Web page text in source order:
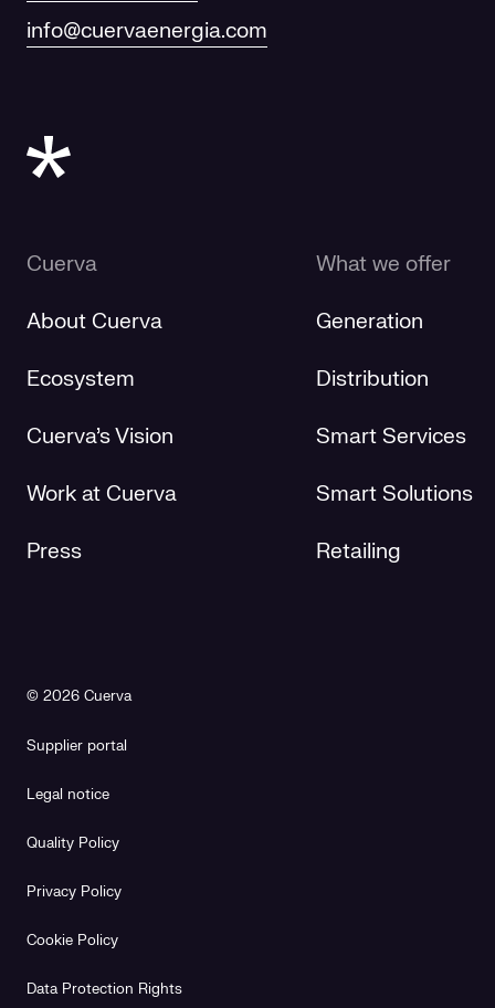
info@cuervaenergia.com
Cuerva
About Cuerva
Ecosystem
Cuerva's Vision
Work at Cuerva
Press
What we offer
Generation
Distribution
Smart Services
Smart Solutions
Retailing
© 2026 Cuerva
Supplier portal
Legal notice
Quality Policy
Privacy Policy
Cookie Policy
Data Protection Rights